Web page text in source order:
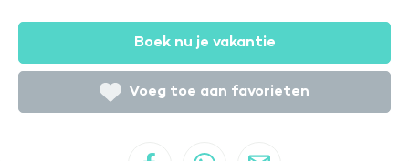
Boek nu je vakantie
Voeg toe aan favorieten